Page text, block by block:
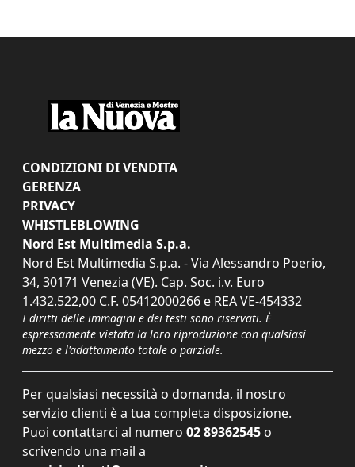
CONDIZIONI DI VENDITA
GERENZA
PRIVACY
WHISTLEBLOWING
Nord Est Multimedia S.p.a.
Nord Est Multimedia S.p.a. - Via Alessandro Poerio,
34, 30171 Venezia (VE). Cap. Soc. i.v. Euro
1.432.522,00 C.F. 05412000266 e REA VE-454332
I diritti delle immagini e dei testi sono riservati. È
espressamente vietata la loro riproduzione con qualsiasi
mezzo e l'adattamento totale o parziale.
Per qualsiasi necessità o domanda, il nostro
servizio clienti è a tua completa disposizione.
Puoi contattarci al numero 02 89362545 o
scrivendo una mail a